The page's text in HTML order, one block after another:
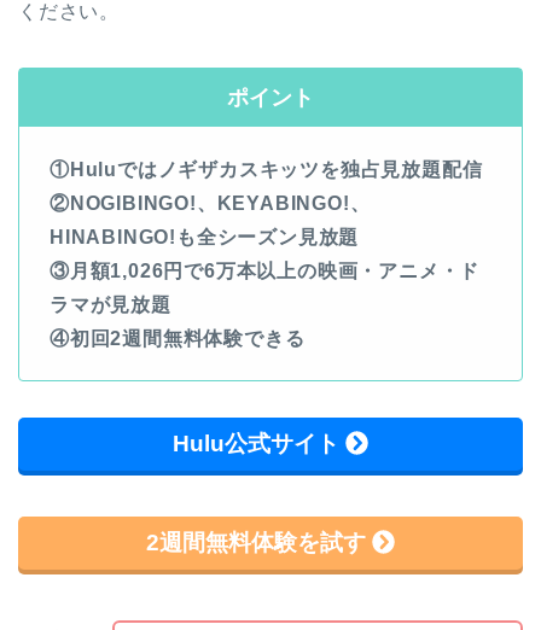
ください。
ポイント
①Huluではノギザカスキッツを独占見放題配信
②NOGIBINGO!、KEYABINGO!、
HINABINGO!も全シーズン見放題
③月額1,026円で6万本以上の映画・アニメ・ド
ラマが見放題
④初回2週間無料体験できる
Hulu公式サイト
2週間無料体験を試す